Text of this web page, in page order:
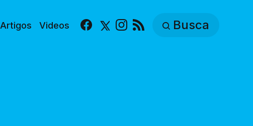
Artigos Videos Facebook
X Instagram Busca